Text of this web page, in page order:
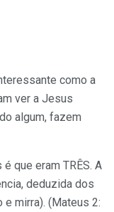
como a
ver a Jesus
algum, fazem
que eram TRÊS. A
deduzida dos
mirra). (Mateus 2: